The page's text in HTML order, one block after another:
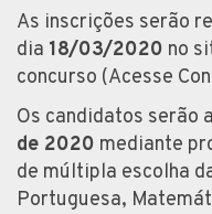
As inscrições serão
dia 18/03/2020 no
concurso (Acesse
Os candidatos serão
de 2020 mediante
de múltipla escolha
Portuguesa,